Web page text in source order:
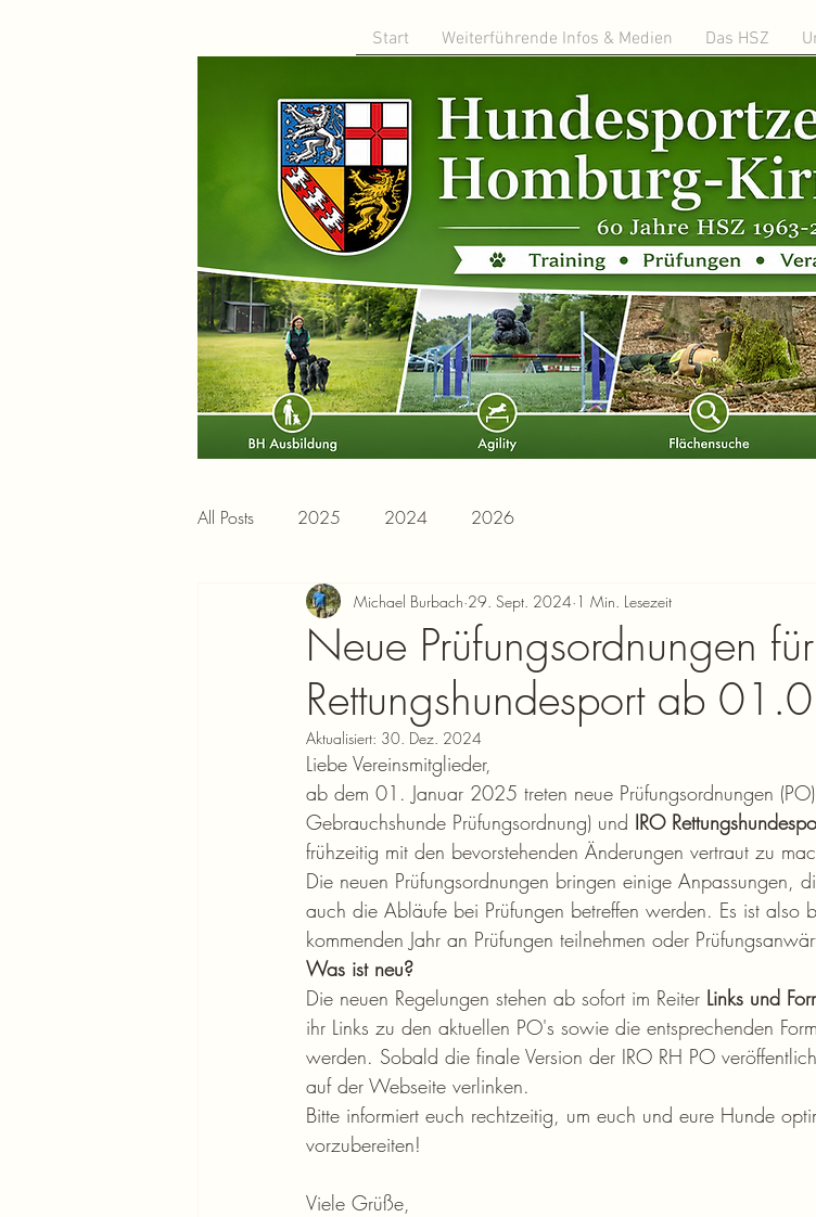
Start Weiterführende Infos & Medien Das HSZ
All Posts 2025 2024 2026
Neue Prüfungsordnungen
Rettungshundesport ab
Michael Burbach 29. Sept. 2024 1 Min. Lesezeit
Aktualisiert: 30. Dez. 2024
Liebe Vereinsmitglieder,
ab dem 01. Januar 2025 treten neue Prüfungsordnungen
Gebrauchshunde Prüfungsordnung) und IRO
frühzeitig mit den bevorstehenden Änderungen vertraut zu
Die neuen Prüfungsordnungen bringen einige Anpassungen,
auch die Abläufe bei Prüfungen betreffen werden. Es ist also
kommenden Jahr an Prüfungen teilnehmen oder
Was ist neu?
Die neuen Regelungen stehen ab sofort im Reiter Links und
ihr Links zu den aktuellen PO's sowie die entsprechenden
werden. Sobald die finale Version der IRO RH PO
auf der Webseite verlinken.
Bitte informiert euch rechtzeitig, um euch und eure Hunde
vorzubereiten!
Viele Grüße,